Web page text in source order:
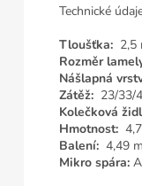
Technické
Tloušťka: 2,5
Rozměr
Nášlapná
Zátěž: 23/33/
Kolečková
Hmotnost:
Balení: 4,49
Mikro spára: